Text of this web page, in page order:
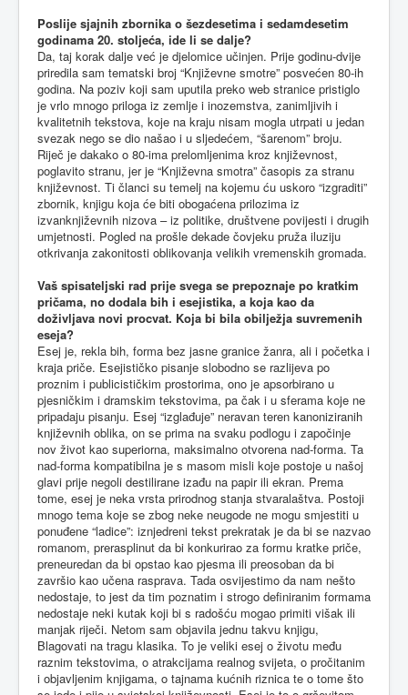
Poslije sjajnih zbornika o šezdesetima i sedamdesetim
godinama 20. stoljeća, ide li se dalje?
Da, taj korak dalje već je djelomice učinjen. Prije godinu-dvije
priredila sam tematski broj “Književne smotre” posvećen 80-ih
godina. Na poziv koji sam uputila preko web stranice pristiglo
je vrlo mnogo priloga iz zemlje i inozemstva, zanimljivih i
kvalitetnih tekstova, koje na kraju nisam mogla utrpati u jedan
svezak nego se dio našao i u sljedećem, “šarenom” broju.
Riječ je dakako o 80-ima prelomljenima kroz književnost,
poglavito stranu, jer je “Književna smotra” časopis za stranu
književnost. Ti članci su temelj na kojemu ću uskoro “izgraditi”
zbornik, knjigu koja će biti obogaćena prilozima iz
izvanknjiževnih nizova – iz politike, društvene povijesti i drugih
umjetnosti. Pogled na prošle dekade čovjeku pruža iluziju
otkrivanja zakonitosti oblikovanja velikih vremenskih gromada.
Vaš spisateljski rad prije svega se prepoznaje po kratkim
pričama, no dodala bih i esejistika, a koja kao da
doživljava novi procvat. Koja bi bila obilježja suvremenih
eseja?
Esej je, rekla bih, forma bez jasne granice žanra, ali i početka i
kraja priče. Esejističko pisanje slobodno se razlijeva po
proznim i publicističkim prostorima, ono je apsorbirano u
pjesničkim i dramskim tekstovima, pa čak i u sferama koje ne
pripadaju pisanju. Esej “izglađuje” neravan teren kanoniziranih
književnih oblika, on se prima na svaku podlogu i započinje
nov život kao superiorna, maksimalno otvorena nad-forma. Ta
nad-forma kompatibilna je s masom misli koje postoje u našoj
glavi prije negoli destilirane izađu na papir ili ekran. Prema
tome, esej je neka vrsta prirodnog stanja stvaralaštva. Postoji
mnogo tema koje se zbog neke neugode ne mogu smjestiti u
ponuđene “ladice”: iznjedreni tekst prekratak je da bi se nazvao
romanom, prerasplinut da bi konkurirao za formu kratke priče,
preneuredan da bi opstao kao pjesma ili preosoban da bi
završio kao učena rasprava. Tada osvijestimo da nam nešto
nedostaje, to jest da tim poznatim i strogo definiranim formama
nedostaje neki kutak koji bi s radošću mogao primiti višak ili
manjak riječi. Netom sam objavila jednu takvu knjigu,
Blagovati na tragu klasika. To je veliki esej o životu među
raznim tekstovima, o atrakcijama realnog svijeta, o pročitanim
i objavljenim knjigama, o tajnama kućnih riznica te o tome što